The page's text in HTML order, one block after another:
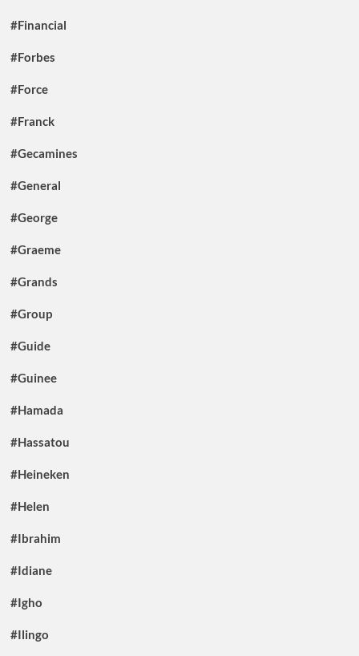
#Financial
#Forbes
#Force
#Franck
#Gecamines
#General
#George
#Graeme
#Grands
#Group
#Guide
#Guinee
#Hamada
#Hassatou
#Heineken
#Helen
#Ibrahim
#Idiane
#Igho
#Ilingo